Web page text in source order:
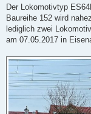
e
i
t
r
a
g
Der Lokomotivtyp
Baureihe 152 wird
lediglich zwei
am 07.05.2017 in